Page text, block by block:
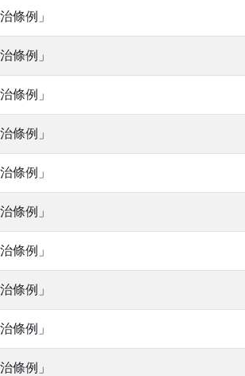
條例」
條例」
條例」
條例」
條例」
條例」
條例」
條例」
條例」
條例」